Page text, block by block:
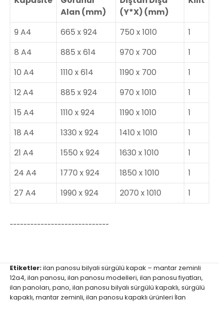
Alan (mm)
(Y*X) (mm)
9 A4 665 x 924 750 x 1010
1
8 A4
885 x 614 970 x 700
1
10 A4
1110 x 614 1190 x 700
1
12 A4
885 x 924 970 x 1010
1
15 A4
1110 x 924 1190 x 1010
1
18 A4
1330 x 924 1410 x 1010
1
21 A4
1550 x 924 1630 x 1010
1
24 A4
1770 x 924 1850 x 1010
1
27 A4
1990 x 924 2070 x 1010 1
-----------------------------
Etiketler:ilan panosu bilyali sürgülü kapak – mantar zeminli
12a4, ilan panosu, ilan panosu modelleri, ilan panosu fiyatları,
ilan panoları, pano, ilan panosu bilyalı sürgülü kapaklı, sürgülü
kapaklı, mantar zeminli, ilan panosu kapaklı ürünleri İlan